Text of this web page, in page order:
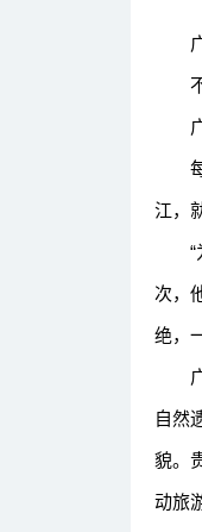
广
不
广
每
江，
“为
次，
绝，
广
自然
貌。
动旅